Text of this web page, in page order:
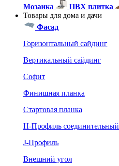
Мозаика
ПВХ плитка
Товары для дома и дачи
Фасад
Горизонтальный сайдинг
Вертикальный сайдинг
Софит
Финишная планка
Стартовая планка
Н-Профиль соединительный
J-Профиль
Внешний угол